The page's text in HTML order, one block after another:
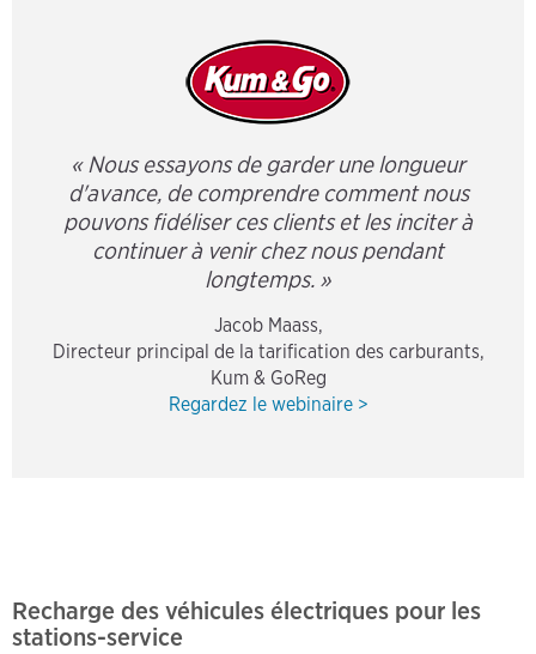
« Nous essayons de garder une longueur
d'avance, de comprendre comment nous
pouvons fidéliser ces clients et les inciter à
continuer à venir chez nous pendant
longtemps. »
Jacob Maass,
Directeur principal de la tarification des carburants,
Kum & GoReg
Regardez le webinaire >
Recharge des véhicules électriques pour les
stations-service